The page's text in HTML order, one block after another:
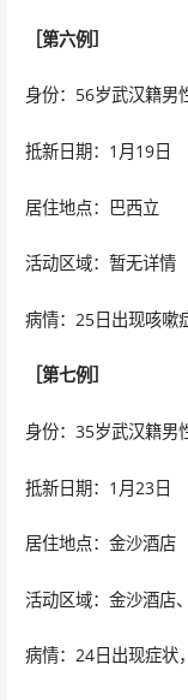
［第六例］
身份：56岁武汉籍男
抵新日期：1月19日
居住地点：巴西立
活动区域：暂无详情
病情：25日出现咳嗽
［第七例］
身份：35岁武汉籍男
抵新日期：1月23日
居住地点：金沙酒店
活动区域：金沙酒店
病情：24日出现症状